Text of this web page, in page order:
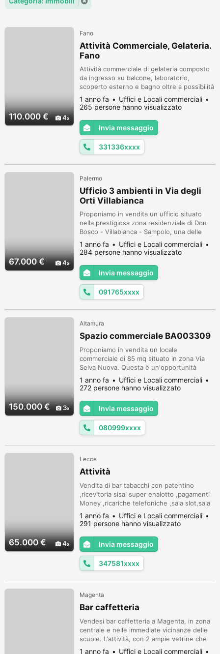
110.000 € 4
Fano
Attività Commerciale, Gelateria.
Fano
Attività commerciale di gelateria composto
da ingresso su balcone, laboratorio,
scoperto esterno e bagno oltre a possibilità
di prendere in locazione ulteriore scoperto
esterno.
1 anno fa
Uffici e Locali commerciali
265 persone hanno visualizzato
Invia messaggio
331336xxxx
67.000 € 4
Palermo
Ufficio 3 ambienti in Via degli
Orti Villabianca
Proponiamo in vendita un ufficio situato
nella prestigiosa zona residenziale di Don
Bosco - Villabianca - Sampolo, una delle
aree più ricercate e ben posizionate di
Palermo. L'ufficio si trova al primo piano di
un moderno complesso di cinque piani, in
una posizione che garantisce ottima
visibilità e accessibilità. L'immobile è libero
al rogito e si presenta ...
1 anno fa
Uffici e Locali commerciali
284 persone hanno visualizzato
Invia messaggio
091765xxxx
150.000 € 3
Altamura
Spazio commerciale BA003309
Proponiamo in vendita un locale
commerciale di 85 mq situato in zona Via
Selva Nuova. Questa è un'opportunità
imperdibile per chi desidera avviare o
espandere un'attività in una location
strategica e ben servita. La posizione del
locale garantisce un buon passaggio
pedonale e veicolare, offrendo grande
visibilità e accessibilità. È ideale per diverse
tipolog...
1 anno fa
Uffici e Locali commerciali
272 persone hanno visualizzato
Invia messaggio
080999xxxx
65.000 € 4
Lecce
Attività
Vendita di bar tabacchi con patentino
,ricevitoria sisal super enalotto ,pagamenti
Money ,ricariche telefoniche ,sala slot,sala
carte .trattabile
1 anno fa
Uffici e Locali commerciali
291 persone hanno visualizzato
Invia messaggio
347581xxxx
Magenta
Bar caffetteria
Vendesi bar caffetteria a Magenta, in zona
centrale e nelle immediate vicinanze delle
scuole. L'attività, con 2 ampie vetrine che
affacciano sulla piazzetta, si sviluppa su una
1 anno fa Uffici e Locali commerciali